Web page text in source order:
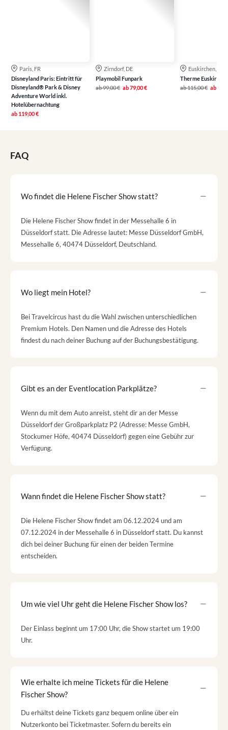
Paris, FR
Disneyland Paris: Eintritt für
Disneyland® Park & Disney
Adventure World inkl.
Hotelübernachtung
ab 119,00 €
Zirndorf, DE
Playmobil Funpark
ab99,00 € ab79,00 €
Euskirchen, DE
Therme Euskirchen
ab115,00 € ab
FAQ
Wo findet die Helene Fischer Show statt?
Die Helene Fischer Show findet in der Messehalle 6 in
Düsseldorf statt. Die Adresse lautet: Messe Düsseldorf GmbH,
Messehalle 6, 40474 Düsseldorf, Deutschland.
Wo liegt mein Hotel?
Bei Travelcircus hast du die Wahl zwischen unterschiedlichen
Premium Hotels. Den Namen und die Adresse des Hotels
findest du nach deiner Buchung auf der Buchungsbestätigung.
Gibt es an der Eventlocation Parkplätze?
Wenn du mit dem Auto anreist, steht dir an der Messe
Düsseldorf der Großparkplatz P2 (Adresse: Messe GmbH,
Stockumer Höfe, 40474 Düsseldorf) gegen eine Gebühr zur
Verfügung.
Wann findet die Helene Fischer Show statt?
Die Helene Fischer Show findet am 06.12.2024 und am
07.12.2024 in der Messehalle 6 in Düsseldorf statt. Du kannst
dich bei deiner Buchung für einen der beiden Termine
entscheiden.
Um wie viel Uhr geht die Helene Fischer Show los?
Der Einlass beginnt um 17:00 Uhr, die Show startet um 19:00
Uhr.
Wie erhalte ich meine Tickets für die Helene
Fischer Show?
Du erhältst deine Tickets ganz bequem online über ein
Nutzerkonto bei Ticketmaster. Sofern du bereits ein